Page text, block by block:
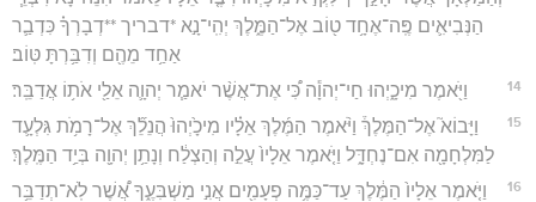
הַנְּבִיאִ֛ים פֶּֽה־אֶחָ֥ד ט֖וֹב אֶל־הַמֶּ֑לֶךְ יְהִֽי־נָ֣א *דבריך **דְבָרְךָ֗ כִּדְבַ֛ר
אַחַ֥ד מֵהֶ֖ם וְדִבַּ֥רְתָּ טּֽוֹב׃
14 וַיֹּ֖אמֶר מִיכָ֑יְהוּ חַי־יְהוָ֕ה כִּ֠י אֶת־אֲשֶׁ֨ר יֹאמַ֧ר יְהוָ֛ה אֵלַ֖י אֹת֥וֹ אֲדַבֵּֽר׃
15
וַיָּבוֹא֮ אֶל־הַמֶּלֶךְ֒ וַיֹּ֨אמֶר הַמֶּ֜לֶךְ אֵלָ֗יו מִיכָ֙יְהוּ֙ הֲנֵלֵ֞ךְ אֶל־רָמֹ֥ת גִּלְעָ֛ד
לַמִּלְחָמָ֖ה אִם־נֶחְדָּ֑ל וַיֹּ֤אמֶר אֵלָיו֙ עֲלֵ֣ה וְהַצְלַ֔ח וְנָתַ֥ן יְהוָ֖ה בְּיַ֥ד הַמֶּֽלֶךְ׃
16
וַיֹּ֤אמֶר אֵלָיו֙ הַמֶּ֔לֶךְ עַד־כַּמֶּ֥ה פְעָמִ֖ים אֲנִ֣י מַשְׁבִּעֶ֑ךָ אֲ֠שֶׁר לֹֽא־תְדַבֵּ֥ר